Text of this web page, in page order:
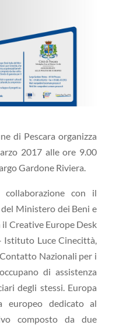
di Pescara organizza
2017 alle ore 9.00
Gardone Riviera.
collaborazione con il
Ministero dei Beni e
Creative Europe Desk
Istituto Luce Cinecittà,
Nazionali per i
di assistenza
degli stessi. Europa
europeo dedicato al
composto da due